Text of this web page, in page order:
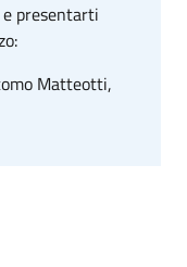
presentarti
Matteotti,